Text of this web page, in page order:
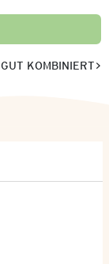
GUT KOMBINIERT